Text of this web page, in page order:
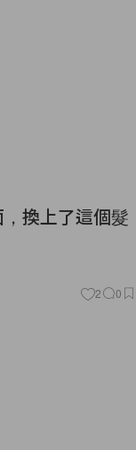
換上了這個髮
2 0